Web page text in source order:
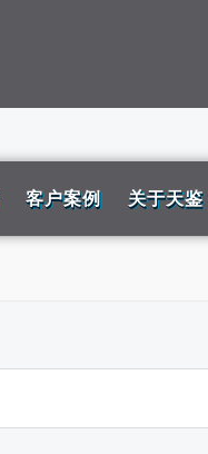
客户案例 关于天鉴